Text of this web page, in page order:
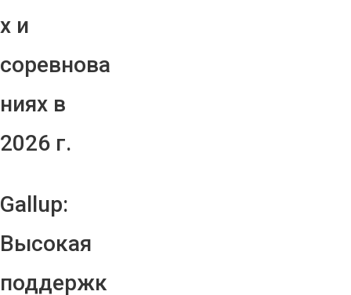
х и
соревнова
ниях в
2026 г.
Gallup:
Высокая
поддержк